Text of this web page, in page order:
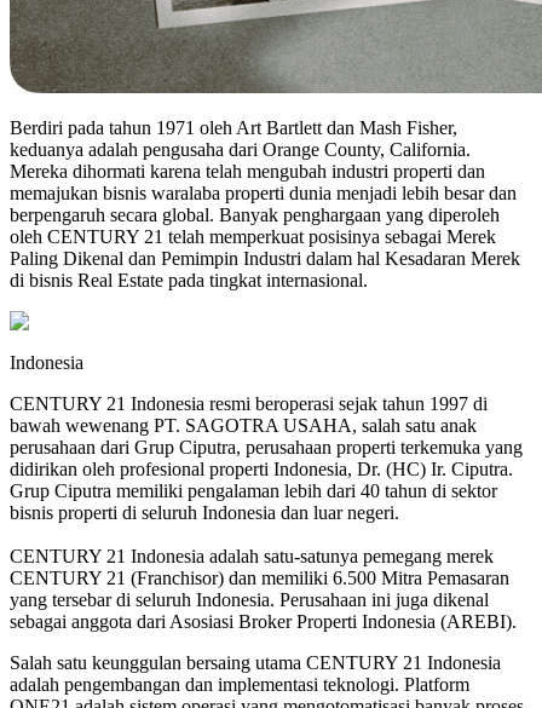
Berdiri pada tahun 1971 oleh Art Bartlett dan Mash Fisher,
keduanya adalah pengusaha dari Orange County, California.
Mereka dihormati karena telah mengubah industri properti dan
memajukan bisnis waralaba properti dunia menjadi lebih besar dan
berpengaruh secara global. Banyak penghargaan yang diperoleh
oleh CENTURY 21 telah memperkuat posisinya sebagai Merek
Paling Dikenal dan Pemimpin Industri dalam hal Kesadaran Merek
di bisnis Real Estate pada tingkat internasional.
Indonesia
CENTURY 21 Indonesia resmi beroperasi sejak tahun 1997 di
bawah wewenang PT. SAGOTRA USAHA, salah satu anak
perusahaan dari Grup Ciputra, perusahaan properti terkemuka yang
didirikan oleh profesional properti Indonesia, Dr. (HC) Ir. Ciputra.
Grup Ciputra memiliki pengalaman lebih dari 40 tahun di sektor
bisnis properti di seluruh Indonesia dan luar negeri.
CENTURY 21 Indonesia adalah satu-satunya pemegang merek
CENTURY 21 (Franchisor) dan memiliki 6.500 Mitra Pemasaran
yang tersebar di seluruh Indonesia. Perusahaan ini juga dikenal
sebagai anggota dari Asosiasi Broker Properti Indonesia (AREBI).
Salah satu keunggulan bersaing utama CENTURY 21 Indonesia
adalah pengembangan dan implementasi teknologi. Platform